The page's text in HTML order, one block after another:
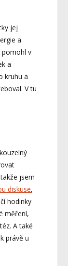
jej
a
pomohl v
a
kruhu a
V tu
jsem
diskuse,
hodinky
měření,
A také
právě u